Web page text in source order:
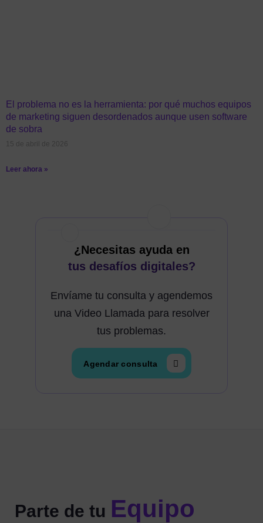
El problema no es la herramienta: por qué muchos equipos
de marketing siguen desordenados aunque usen software
de sobra
15 de abril de 2026
Leer ahora »
¿Necesitas ayuda en
tus desafíos digitales?
Envíame tu consulta y agendemos
una Video Llamada para resolver
tus problemas.
Agendar consulta
Parte de tu Equipo